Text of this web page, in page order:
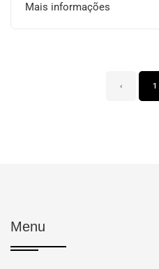
Mais informações
‹ 1
Menu